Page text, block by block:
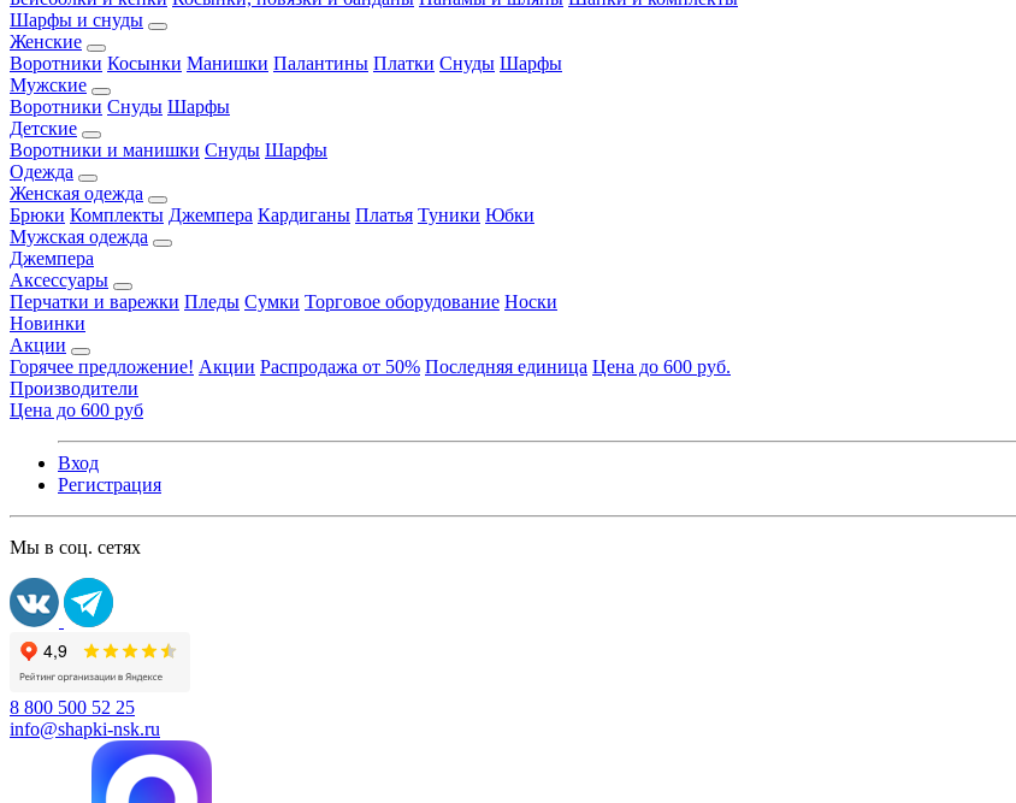
Шарфы и снуды
Женские
Воротники Косынки Манишки Палантины Платки Снуды Шарфы
Мужские
Воротники Снуды Шарфы
Детские
Воротники и манишки Снуды Шарфы
Одежда
Женская одежда
Брюки Комплекты Джемпера Кардиганы Платья Туники Юбки
Мужская одежда
Джемпера
Аксессуары
Перчатки и варежки Пледы Сумки Торговое оборудование Носки
Новинки
Акции
Горячее предложение! Акции Распродажа от 50% Последняя единица Цена до 600 руб.
Производители
Цена до 600 руб
Вход
Регистрация
Мы в соц. сетях
8 800 500 52 25
info@shapki-nsk.ru